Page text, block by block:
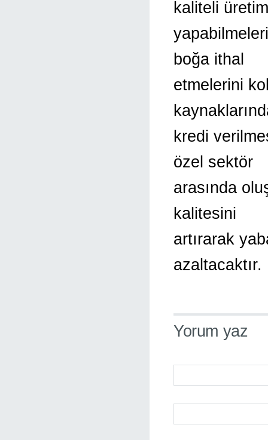
kaliteli üretim
boğa ithal
etmelerini
kredi
özel sektör
arasında
kalitesini
artırarak
azaltacaktır.
Yorum yaz